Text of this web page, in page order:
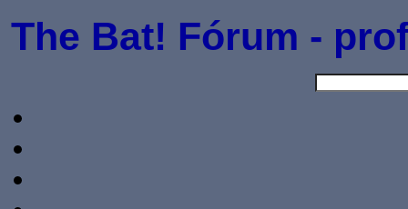
The Bat! Fórum -